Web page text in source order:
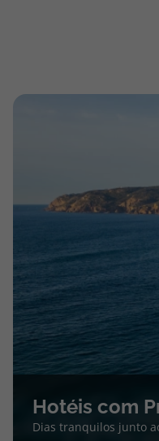
Hotéis com
Dias tranquilos junto